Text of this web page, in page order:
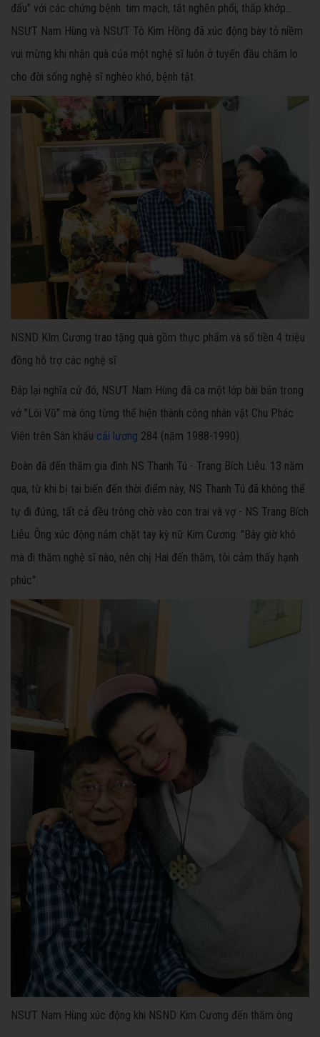
đấu" với các chứng bệnh: tim mạch, tắt nghẽn phổi, thấp khớp…
NSƯT Nam Hùng và NSƯT Tô Kim Hồng đã xúc động bày tỏ niềm
vui mừng khi nhận quà của một nghệ sĩ luôn ở tuyến đầu chăm lo
cho đời sống nghệ sĩ nghèo khó, bệnh tật.
NSND KIm Cương trao tặng quà gồm thực phẩm và số tiền 4 triệu
đồng hỗ trợ các nghệ sĩ
Đáp lại nghĩa cử đó, NSƯT Nam Hùng đã ca một lớp bài bản trong
vở "Lôi Vũ" mà ông từng thể hiện thành công nhân vật Chu Phác
Viên trên Sân khấu cải lương 284 (năm 1988-1990).
Đoàn đã đến thăm gia đình NS Thanh Tú - Trang Bích Liễu. 13 năm
qua, từ khi bị tai biến đến thời điểm này, NS Thanh Tú đã không thể
tự đi đứng, tất cả đều trông chờ vào con trai và vợ - NS Trang Bích
Liễu. Ông xúc động nắm chặt tay kỳ nữ Kim Cương: "Bây giờ khó
mà đi thăm nghệ sĩ nào, nên chị Hai đến thăm, tôi cảm thấy hạnh
phúc".
NSƯT Nam Hùng xúc động khi NSND Kim Cương đến thăm ông